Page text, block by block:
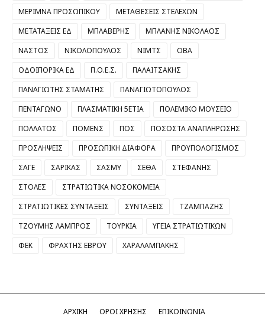
ΜΕΡΙΜΝΑ ΠΡΟΣΩΠΙΚΟΥ
ΜΕΤΑΘΕΣΕΙΣ ΣΤΕΛΕΧΩΝ
ΜΕΤΑΤΑΞΕΙΣ ΕΔ
ΜΠΛΑΒΕΡΗΣ
ΜΠΛΑΝΗΣ ΝΙΚΟΛΑΟΣ
ΝΑΣΤΟΣ
ΝΙΚΟΛΟΠΟΥΛΟΣ ΝΙΜΤΣ
ΟΒΑ
ΟΔΟΙΠΟΡΙΚΑ ΕΔ
Π.Ο.Ε.Σ.
ΠΑΛΑΙΤΣΑΚΗΣ
ΠΑΝΑΓΙΩΤΗΣ ΣΤΑΜΑΤΗΣ
ΠΑΝΑΓΙΩΤΟΠΟΥΛΟΣ
ΠΕΝΤΑΓΩΝΟ
ΠΛΑΣΜΑΤΙΚΗ 5ΕΤΙΑ
ΠΟΛΕΜΙΚΟ ΜΟΥΣΕΙΟ
ΠΟΛΛΑΤΟΣ
ΠΟΜΕΝΣ ΠΟΣ
ΠΟΣΟΣΤΑ ΑΝΑΠΛΗΡΩΣΗΣ
ΠΡΟΣΛΗΨΕΙΣ
ΠΡΟΣΩΠΙΚΗ ΔΙΑΦΟΡΑ
ΠΡΟΥΠΟΛΟΓΙΣΜΟΣ
ΣΑΓΕ
ΣΑΡΙΚΑΣ ΣΑΣΜΥ ΣΕΘΑ
ΣΤΕΦΑΝΗΣ
ΣΤΟΛΕΣ
ΣΤΡΑΤΙΩΤΙΚΑ ΝΟΣΟΚΟΜΕΙΑ
ΣΤΡΑΤΙΩΤΙΚΕΣ ΣΥΝΤΑΞΕΙΣ
ΣΥΝΤΑΞΕΙΣ
ΤΖΑΜΠΑΖΗΣ
ΤΖΟΥΜΗΣ ΛΑΜΠΡΟΣ
ΤΟΥΡΚΙΑ
ΥΓΕΙΑ ΣΤΡΑΤΙΩΤΙΚΩΝ
ΦΕΚ
ΦΡΑΧΤΗΣ ΕΒΡΟΥ ΧΑΡΑΛΑΜΠΑΚΗΣ
ΑΡΧΙΚΗ ΟΡΟΙ ΧΡΗΣΗΣ ΕΠΙΚΟΙΝΩΝΙΑ